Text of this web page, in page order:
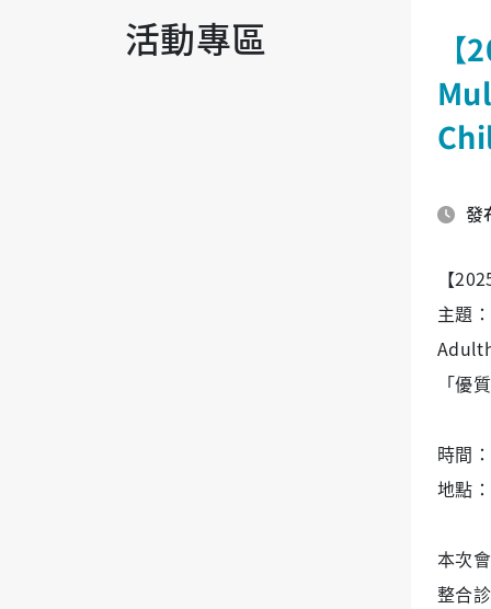
活動專區
發
【
主題
「優
時間
地點
本次
整合